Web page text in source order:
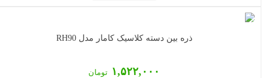
ذره بین دسته کلاسیک کامار مدل RH90
۱,۵۲۲,۰۰۰تومان